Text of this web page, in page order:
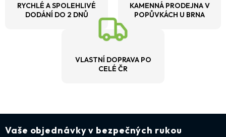
RYCHLÉ A SPOLEHLIVÉ
DODÁNÍ DO 2 DNŮ
KAMENNÁ PRODEJNA V
POPŮVKÁCH U BRNA
VLASTNÍ DOPRAVA PO
CELÉ ČR
Vaše objednávky v bezpečných rukou